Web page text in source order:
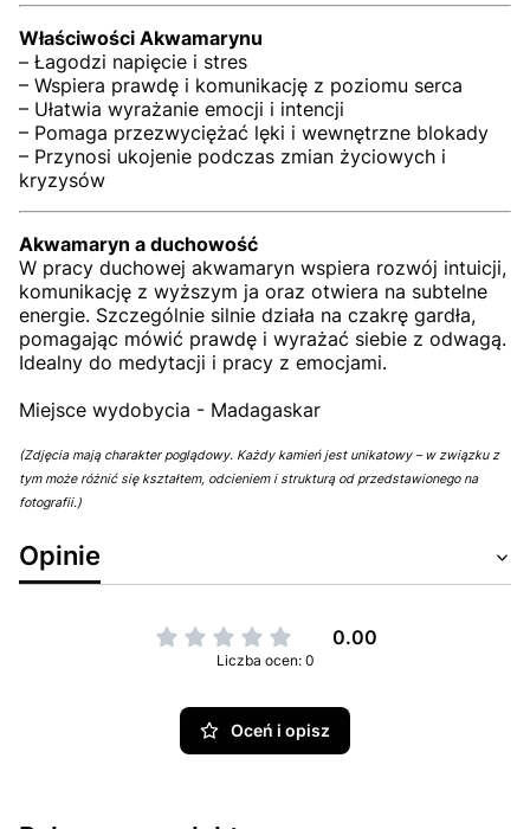
Właściwości Akwamarynu
– Łagodzi napięcie i stres
– Wspiera prawdę i komunikację z poziomu serca
– Ułatwia wyrażanie emocji i intencji
– Pomaga przezwyciężać lęki i wewnętrzne blokady
– Przynosi ukojenie podczas zmian życiowych i
kryzysów
Akwamaryn a duchowość
W pracy duchowej akwamaryn wspiera rozwój intuicji,
komunikację z wyższym ja oraz otwiera na subtelne
energie. Szczególnie silnie działa na czakrę gardła,
pomagając mówić prawdę i wyrażać siebie z odwagą.
Idealny do medytacji i pracy z emocjami.
Miejsce wydobycia - Madagaskar
(Zdjęcia mają charakter poglądowy. Każdy kamień jest unikatowy – w związku z
tym może różnić się kształtem, odcieniem i strukturą od przedstawionego na
fotografii.)
Opinie
0.00
Liczba ocen: 0
Oceń i opisz